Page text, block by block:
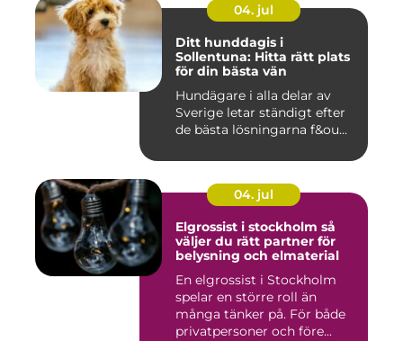
04. jul
Ditt hunddagis i
Sollentuna: Hitta rätt plats
för din bästa vän
Hundägare i alla delar av
Sverige letar ständigt efter
de bästa lösningarna f&ou...
04. jul
Elgrossist i stockholm så
väljer du rätt partner för
belysning och elmaterial
En elgrossist i Stockholm
spelar en större roll än
många tänker på. För både
privatpersoner och före...